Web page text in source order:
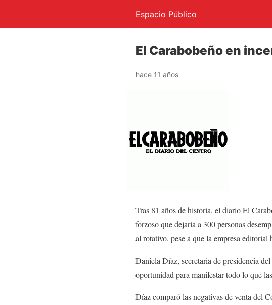
Espacio Público
El Carabobeño en
hace 11 años
Tras 81 años de historia, el diario El
forzoso que dejaría a 300 personas
al rotativo, pese a que la empresa editorial
Daniela Díaz, secretaria de presidencia
oportunidad para manifestar todo lo que
Díaz comparó las negativas de venta del